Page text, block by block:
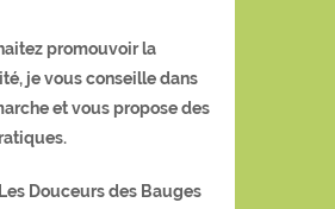
promouvoir la
je vous conseille dans
et vous propose des
Les Douceurs des Bauges